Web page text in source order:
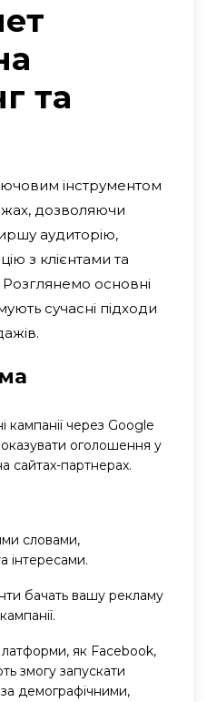
та
інструментом
дозволяючи
аудиторію,
з клієнтами та
Розглянемо основні
сучасні підходи
кампанії через Google
оголошення у
сайтах-партнерах.
словами,
інтересами.
бачать вашу рекламу
як Facebook,
змогу запускати
демографічними,